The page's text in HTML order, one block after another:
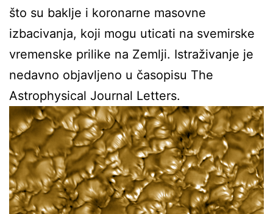
što su baklje i koronarne masovne
izbacivanja, koji mogu uticati na svemirske
vremenske prilike na Zemlji. Istraživanje je
nedavno objavljeno u časopisu The
Astrophysical Journal Letters.